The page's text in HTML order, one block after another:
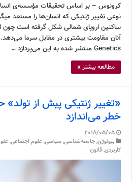
کرونوس – بر اساس تحقیقات مؤسسه‌ی
نوعی تغییر ژنتیکی که انسان‌ها را مستعد
ساکنین اروپای شمالی شکل گرفته است چون
Genetics منتشر شده به این می‌پردازد …
مطالعه بیشتر »
«تغییر ژنتیکی پیش از تولد»
خطر می‌اندازد
2018/05/05
بیولوژی,جامعه‌شناسی, سیاسی,علوم اجتماعی,
کاربردی,قانون